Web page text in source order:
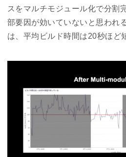
スをマルチモジュール化で分割
部要因が効いていないと思われ
は、平均ビルド時間は20秒ほど